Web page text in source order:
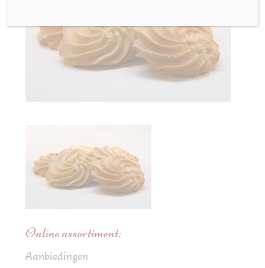
Online assortiment:
Aanbiedingen